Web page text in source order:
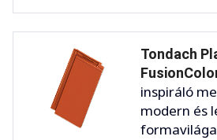
Tondach
inspiráló
modern és
formavilága